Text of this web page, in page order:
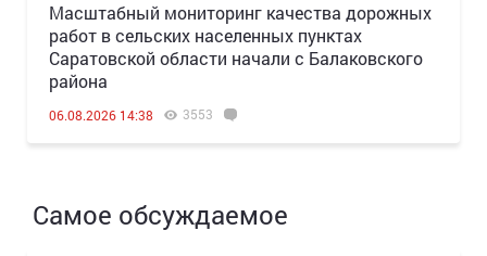
Масштабный мониторинг качества дорожных
работ в сельских населенных пунктах
Саратовской области начали с Балаковского
района
06.08.2026 14:38 3553
Самое обсуждаемое